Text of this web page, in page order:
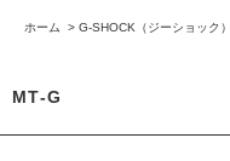
ホーム > G-SHOCK（ジーショック）
MT-G